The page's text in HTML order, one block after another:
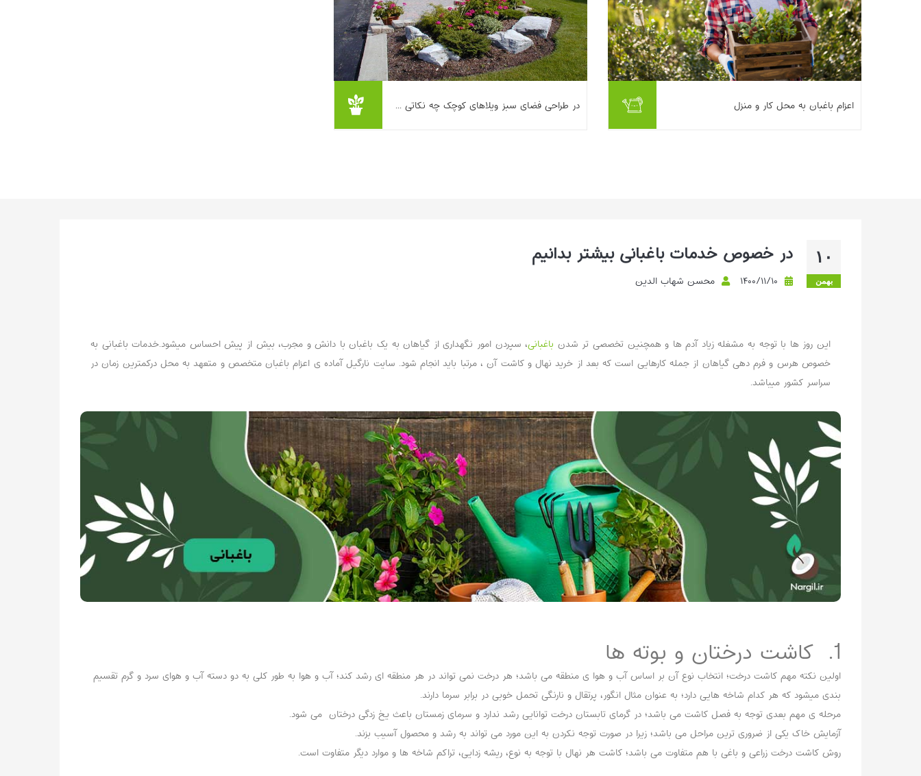
همچنین تخصصی تر شدن باغبانی،اعزام باغبان
به محل و سپردن امور نگهداری از گیاهان به یک
اعزام باغبان به محل کار و منزل
سبز در ویلاهای کوچک می‌پردازد و چالش اصلی را
نبود نیروی مقیم برای رسیدگی، به‌ویژه آبیاری،
در طراحی فضای سبز ویلاهای کوچک چه نکاتی ...
۱۰
بهمن
در خصوص خدمات باغبانی بیشتر بدانیم
۱۴۰۰/۱۱/۱۰ محسن شهاب الدین
این روز ها با توجه به مشغله زیاد آدم ها و همچنین تخصصی تر شدن باغبانی، سپردن امور نگهداری از گیاهان به یک باغبان با دانش و مجرب، بیش از پیش احساس میشود.خدمات باغبانی به
خصوص هرس و فرم دهی گیاهان از جمله کارهایی است که بعد از خرید نهال و کاشت آن ، مرتبا باید انجام شود. سایت نارگیل آماده ی اعزام باغبان متخصص و متعهد به محل درکمترین زمان در
سراسر کشور میباشد.
1. کاشت درختان و بوته ها
اولین نکته مهم کاشت درخت؛ انتخاب نوع آن بر اساس آب و هوا ی منطقه می باشد؛ هر درخت نمی تواند در هر منطقه ای رشد کند؛ آب و هوا به طور کلی به دو دسته آب و هوای سرد و گرم تقسیم
بندی میشود که هر کدام شاخه هایی دارد؛ به عنوان مثال انگور، پرتقال و نارنگی تحمل خوبی در برابر سرما دارند.
مرحله ی مهم بعدی توجه به فصل کاشت می باشد؛ در گرمای تابستان درخت توانایی رشد ندارد و سرمای زمستان باعث یخ زدگی درختان می شود.
آزمایش خاک یکی از ضروری ترین مراحل می باشد؛ زیرا در صورت توجه نکردن به این مورد می تواند به رشد و محصول آسیب بزند.
روش کاشت درخت زراعی و باغی با هم متفاوت می باشد؛ کاشت هر نهال با توجه به نوع، ریشه زدایی، تراکم شاخه ها و موارد دیگر متفاوت است.